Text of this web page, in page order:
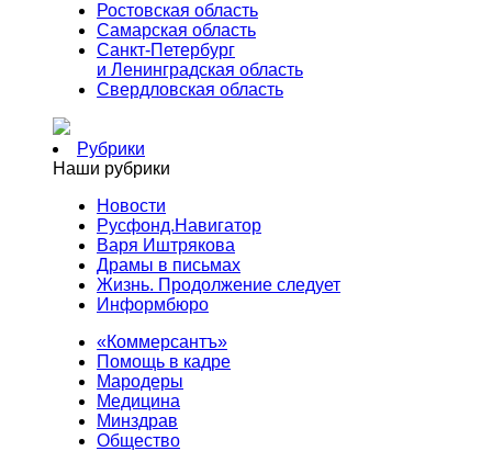
Ростовская область
Самарская область
Санкт-Петербург
и Ленинградская область
Свердловская область
Рубрики
Наши рубрики
Новости
Русфонд.Навигатор
Варя Иштрякова
Драмы в письмах
Жизнь. Продолжение следует
Информбюро
«Коммерсантъ»
Помощь в кадре
Мародеры
Медицина
Минздрав
Общество